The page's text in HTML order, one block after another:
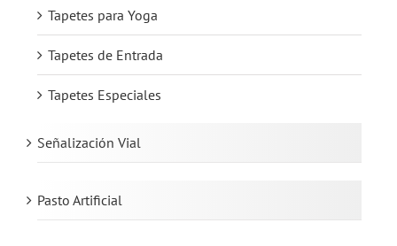
Tapetes para Yoga
Tapetes de Entrada
Tapetes Especiales
Señalización Vial
Pasto Artificial